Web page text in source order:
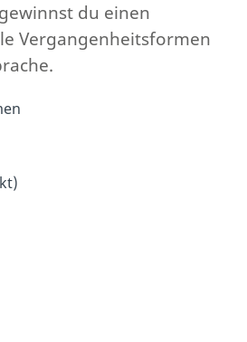
du einen
Vergangenheitsformen